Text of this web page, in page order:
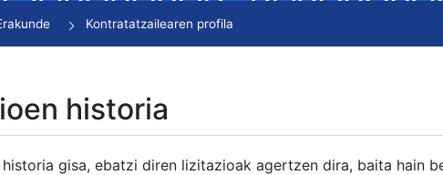
Kontratatzailearen profila
historia
gisa, ebatzi diren lizitazioak agertzen dira, baita hain